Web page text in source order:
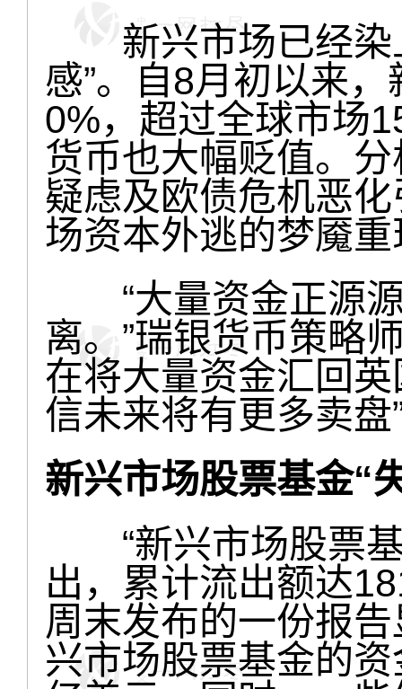
新兴市场已经染
感”。自8月初以来
0%，超过全球市场
货币也大幅贬值。
疑虑及欧债危机恶
场资本外逃的梦魇重
“大量资金正源源
离。”瑞银货币策略
在将大量资金汇回
信未来将有更多卖盘
新兴市场股票基金“
“新兴市场股票基
出，累计流出额达
周末发布的一份报
兴市场股票基金的